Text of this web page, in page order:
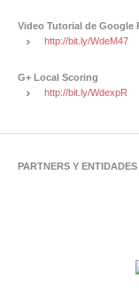
Video Tutorial de Google
http://bit.ly/WdeM47
G+ Local Scoring
http://bit.ly/WdexpR
PARTNERS Y